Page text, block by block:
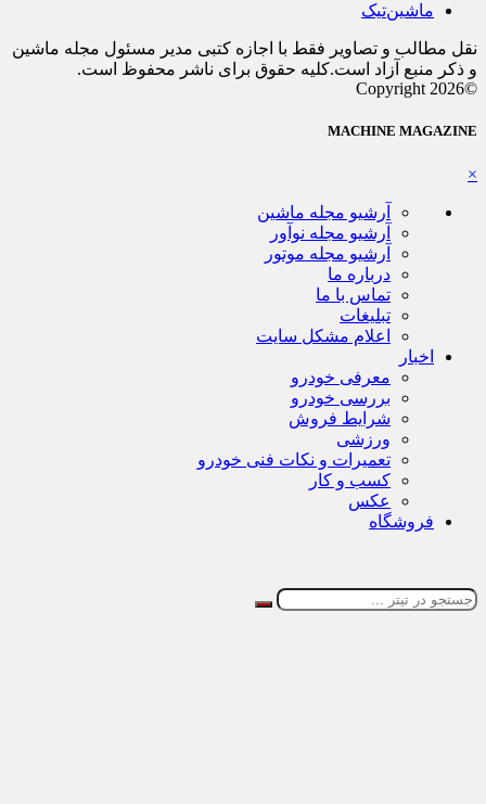
ماشین‌تیک
نقل مطالب و تصاویر فقط با اجازه کتبی مدیر مسئول مجله ماشین
و ذکر منبع آزاد است.کلیه حقوق برای ناشر محفوظ است.
©Copyright 2026
MACHINE MAGAZINE
×
آرشیو مجله ماشین
آرشیو مجله نوآور
آرشیو مجله موتور
درباره ما
تماس با ما
تبلیغات
اعلام مشکل سایت
اخبار
معرفی خودرو
بررسی خودرو
شرایط فروش
ورزشی
تعمیرات و نکات فنی خودرو
کسب و کار
عکس
فروشگاه